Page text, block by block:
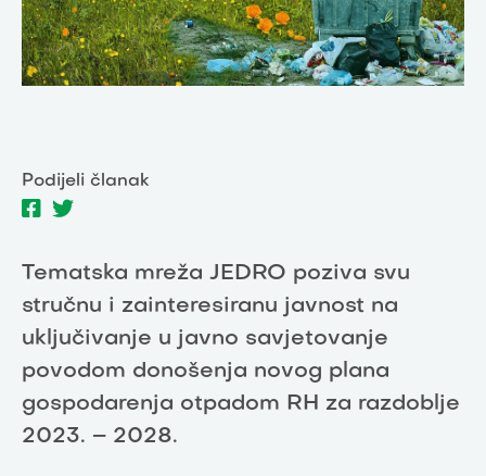
Podijeli članak
Tematska mreža JEDRO poziva svu
stručnu i zainteresiranu javnost na
uključivanje u javno savjetovanje
povodom donošenja novog plana
gospodarenja otpadom RH za razdoblje
2023. – 2028.